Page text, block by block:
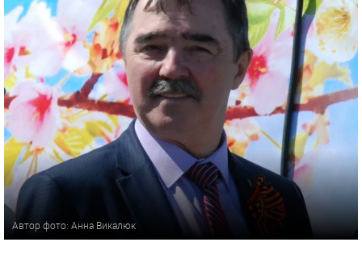
Автор фото: Анна Викалюк